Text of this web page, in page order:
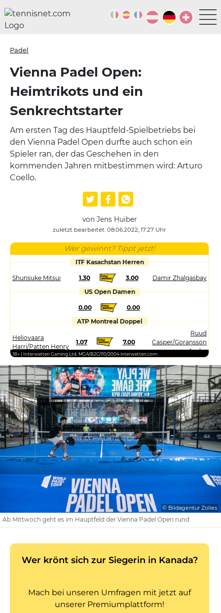
Padel
Vienna Padel Open:
Heimtrikots und ein
Senkrechtstarter
Am ersten Tag des Hauptfeld-Spielbetriebs bei
den Vienna Padel Open durfte auch schon ein
Spieler ran, der das Geschehen in den
kommenden Jahren mitbestimmen wird: Arturo
Coello.
von Jens Huiber
zuletzt bearbeitet: 08.06.2022, 17:27 Uhr
Wer gewinnt? Tippt jetzt!
ITF Kasachstan Herren
Shunsuke Mitsui 1.30 3.00
Damir Zhalgasbay
US Open Damen
0.00
0.00
ATP Montreal Doppel
Heliovaara
Harri/Patten Henry
1.07 7.00
Ruud
Casper/Goransson
Andre
18+ | Interwetten Gaming Ltd. MGA/B2C/110/2004 interwetten.com
© Bildagentur Zolles
Ab Mittwoch geht es im Hauptfeld der Vienna Padel Open rund